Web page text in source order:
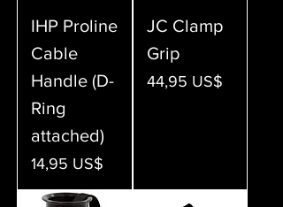
IHP Proline
Cable
Handle (D-
Ring
attached)
Precio
14,95 US$
JC Clamp
Grip
Precio
44,95 US$